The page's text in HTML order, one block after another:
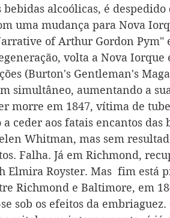
alcoólicas, é despedido
uma mudança para Nova
of Arthur Gordon Pym"
volta a Nova Iorque
(Burton's Gentleman's
simultâneo, aumentando a
morre em 1847, vítima de
ceder aos fatais encantos das
Whitman, mas sem
Falha. Já em Richmond,
Elmira Royster. Mas  fim está
Richmond e Baltimore, em
sob os efeitos da embriaguez.